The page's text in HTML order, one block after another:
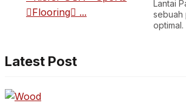
Lantai
sebuah
optimal.
Latest Post